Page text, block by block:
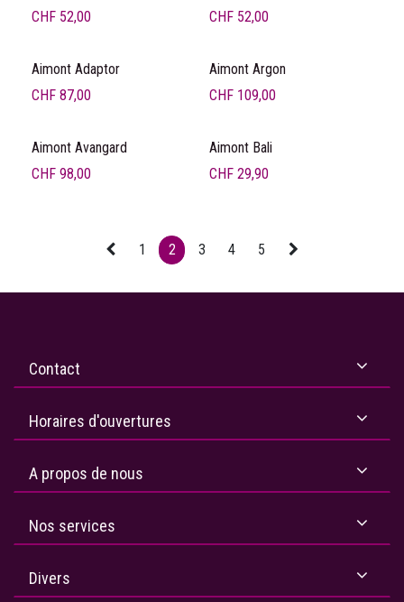
CHF 52,00
CHF 52,00
Aimont Adaptor
CHF 87,00
Aimont Argon
CHF 109,00
Aimont Avangard
CHF 98,00
Aimont Bali
CHF 29,90
1 2 3 4 5
Contact
Horaires d'ouvertures
A propos de nous
Nos services
Divers